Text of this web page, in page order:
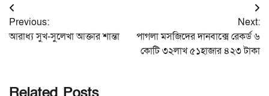
Post
navigation
Previous:
আরাধ্য সুখ-সুলেখা আক্তার শান্তা
Next:
পাগলা মসজিদের দানবাক্সে রেকর্ড ৬
কোটি ৩২লাখ ৫১হাজার ৪২৩ টাকা